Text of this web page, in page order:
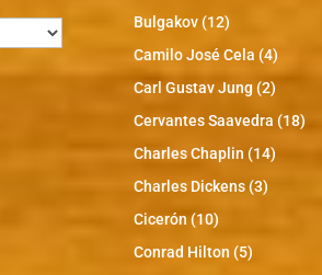
Bulgakov(12)
Camilo José Cela (4)
Carl Gustav Jung(2)
Cervantes Saavedra (18)
Charles Chaplin (14)
Charles Dickens(3)
Cicerón (10)
Conrad Hilton (5)